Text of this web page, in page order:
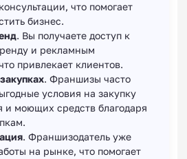
что помогает
бизнес.
. Вы получаете доступ к
и рекламным
привлекает клиентов.
. Франшизы часто
условия на закупку
и моющих средств благодаря
. Франшизодатель уже
на рынке, что помогает